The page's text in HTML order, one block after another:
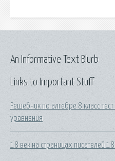
Links to Important Stuff
Решебник по алгебре 8 класс
уравнения
18 век на страницах писателей
An Informative Text Blurb